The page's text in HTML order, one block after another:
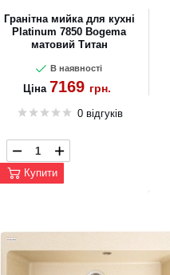
Гранітна мийка для кухні
Platinum 7850 Bogema
матовий Титан
В наявності
Ціна 7169 грн.
0 відгуків
Купити